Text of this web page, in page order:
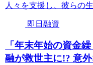
人々を支援し、彼らの
即日融資
「年末年始の資金
融が救世主に!? 意